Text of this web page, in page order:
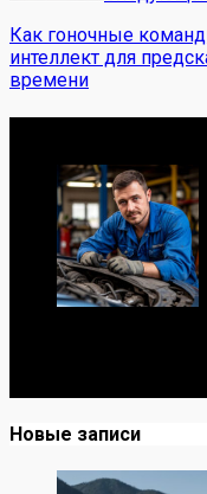
Как гоночные
интеллект для
времени
Новые записи